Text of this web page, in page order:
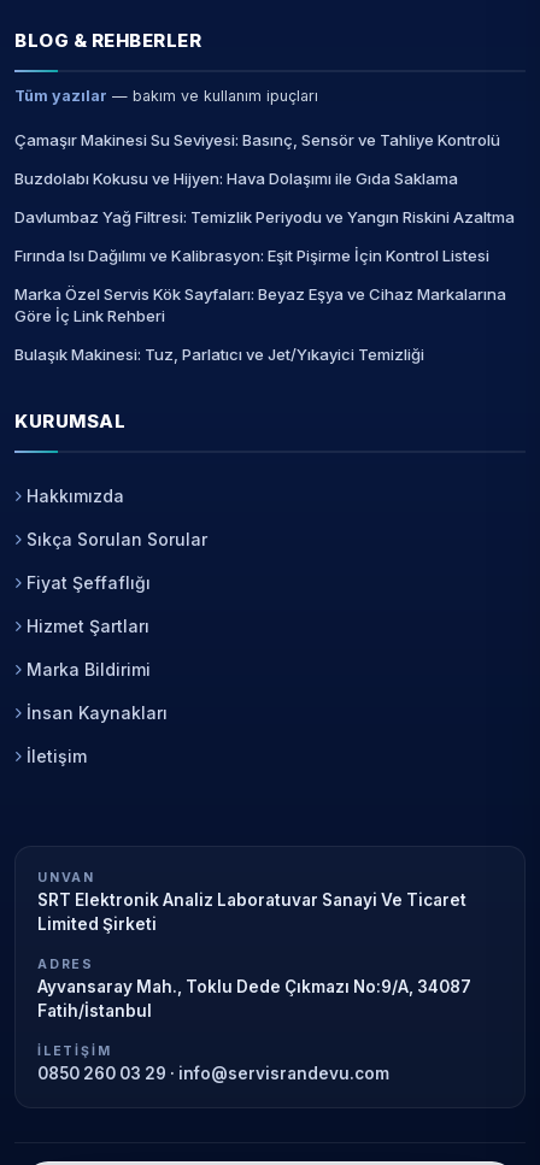
BLOG & REHBERLER
Tüm yazılar — bakım ve kullanım ipuçları
Çamaşır Makinesi Su Seviyesi: Basınç, Sensör ve Tahliye Kontrolü
Buzdolabı Kokusu ve Hijyen: Hava Dolaşımı ile Gıda Saklama
Davlumbaz Yağ Filtresi: Temizlik Periyodu ve Yangın Riskini Azaltma
Fırında Isı Dağılımı ve Kalibrasyon: Eşit Pişirme İçin Kontrol Listesi
Marka Özel Servis Kök Sayfaları: Beyaz Eşya ve Cihaz Markalarına
Göre İç Link Rehberi
Bulaşık Makinesi: Tuz, Parlatıcı ve Jet/Yıkayici Temizliği
KURUMSAL
Hakkımızda
Sıkça Sorulan Sorular
Fiyat Şeffaflığı
Hizmet Şartları
Marka Bildirimi
İnsan Kaynakları
İletişim
UNVAN
SRT Elektronik Analiz Laboratuvar Sanayi Ve Ticaret
Limited Şirketi
ADRES
Ayvansaray Mah., Toklu Dede Çıkmazı No:9/A, 34087
Fatih/İstanbul
İLETIŞIM
0850 260 03 29 · info@servisrandevu.com